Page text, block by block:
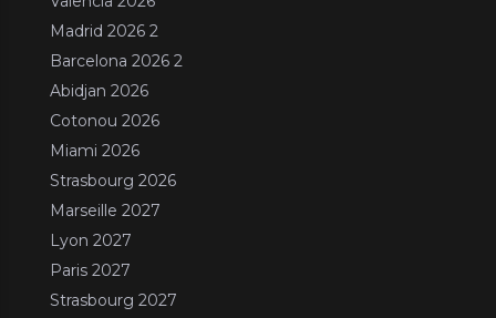
Madrid 2026 2
Barcelona 2026 2
Abidjan 2026
Cotonou 2026
Miami 2026
Strasbourg 2026
Marseille 2027
Lyon 2027
Paris 2027
Strasbourg 2027